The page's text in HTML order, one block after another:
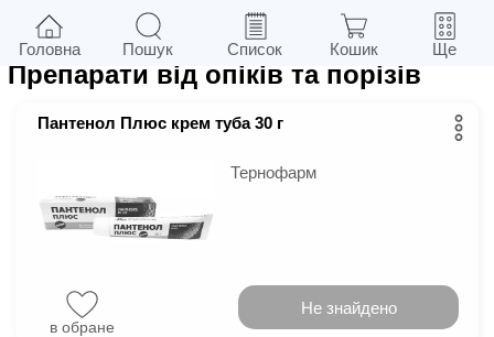
Фільтри у м.Київ
Препарати від опіків та порізів
Пантенол Плюс крем туба 30 г
Тернофарм
в обране
Не знайдено
Головна Пошук Список Кошик Ще